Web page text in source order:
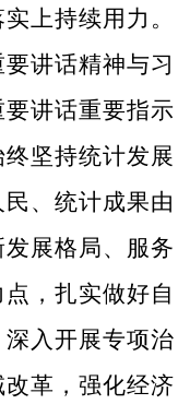
上持续用力。
讲话精神与习
讲话重要指示
坚持统计发展
、统计成果由
展格局、服务
，扎实做好自
入开展专项治
革，强化经济